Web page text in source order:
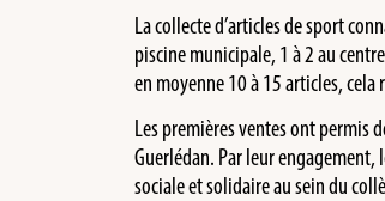
La collecte d’articles de sport
piscine municipale, 1 à 2 au
en moyenne 10 à 15 articles, cela
Les premières ventes ont permis
Guerlédan. Par leur engagement,
sociale et solidaire au sein du